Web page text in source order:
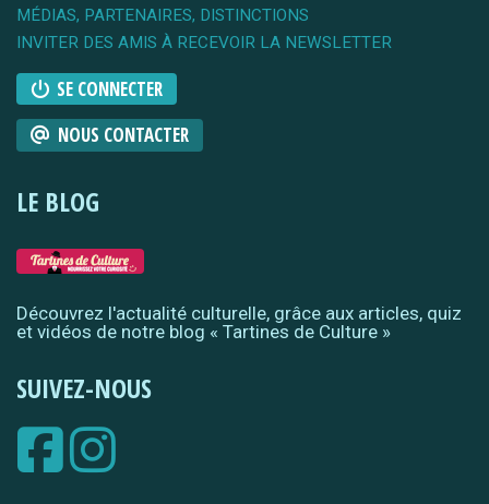
MÉDIAS, PARTENAIRES, DISTINCTIONS
INVITER DES AMIS À RECEVOIR LA NEWSLETTER
SE CONNECTER
NOUS CONTACTER
LE BLOG
Découvrez l'actualité culturelle, grâce aux articles, quiz
et vidéos de notre blog « Tartines de Culture »
SUIVEZ-NOUS